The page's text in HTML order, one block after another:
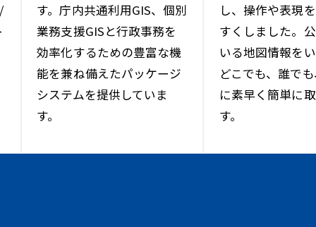
す。庁内共通利用GIS、個別
業務支援GISと行政事務を
効率化するための豊富な機
能を兼ね備えたパッケージ
システムを提供していま
す。
し、操作や表現
すくしました。
いる地図情報を
どこでも、誰で
に素早く簡単に
す。